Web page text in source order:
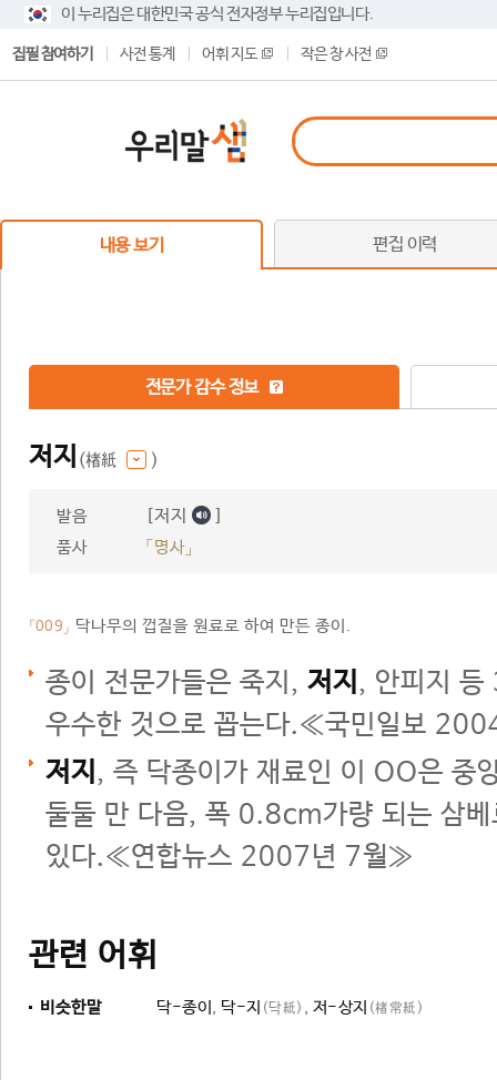
이 누리집은 대한민국 공식 전자정부 누리집입니다.
집필 참여하기 사전 통계 어휘 지도 작은 창 사전
내용 보기 편집 이력
전문가 감수 정보
저지 (楮紙 )
발음 [저지 ]
품사 「명사」
「009」 닥나무의 껍질을 원료로 하여 만든 종이.
종이 전문가들은 죽지, 저지 , 안피지
우수한 것으로 꼽는다.≪국민일보
저지 , 즉 닥종이가 재료인 이 OO은 중
둘둘 만 다음, 폭 0.8cm가량 되는 삼
있다.≪연합뉴스 2007년 7월≫
관련 어휘
비슷한말 닥-종이 , 닥-지 (닥紙) , 저-상지 (楮常紙)